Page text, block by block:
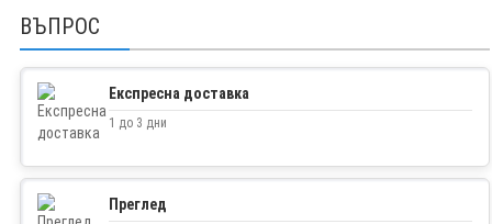
ВЪПРОС
Експресна доставка
1 до 3 дни
Преглед